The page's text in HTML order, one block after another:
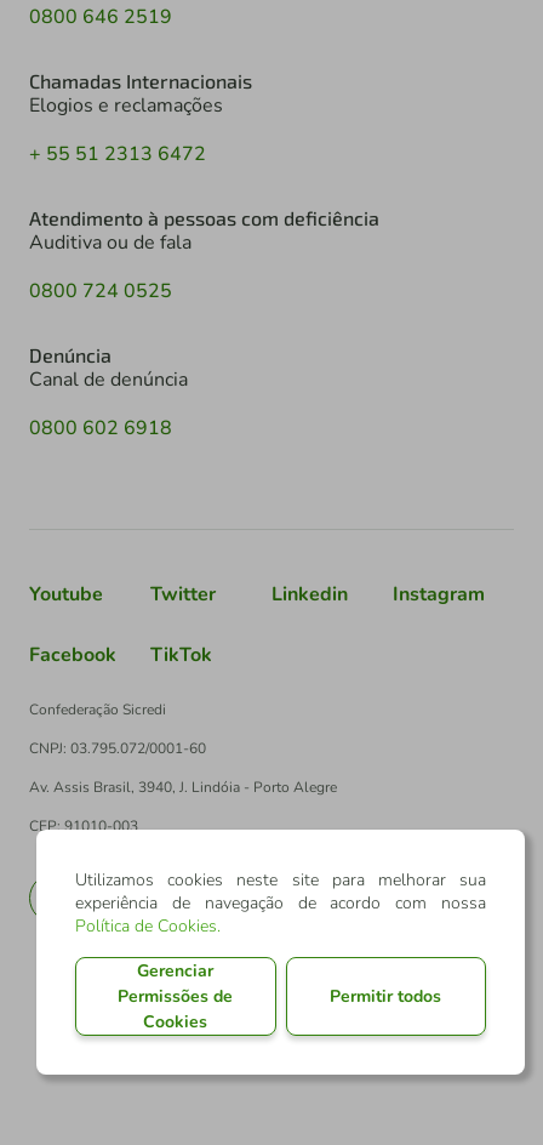
0800 646 2519
Chamadas Internacionais
Elogios e reclamações
+ 55 51 2313 6472
Atendimento à pessoas com deficiência
Auditiva ou de fala
0800 724 0525
Denúncia
Canal de denúncia
0800 602 6918
Youtube Twitter Linkedin Instagram
Facebook TikTok
Confederação Sicredi
CNPJ: 03.795.072/0001-60
Av. Assis Brasil, 3940, J. Lindóia - Porto Alegre
CEP: 91010-003
EN
Utilizamos cookies neste site para melhorar sua
experiência de navegação de acordo com nossa
Política de Cookies.
Gerenciar
Permissões de
Cookies
Permitir todos